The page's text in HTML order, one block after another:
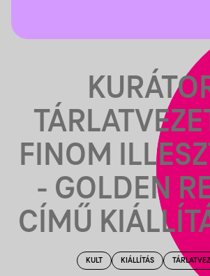
FINOM
- GOLDEN
CÍMŰ
KULT KIÁLLÍTÁS